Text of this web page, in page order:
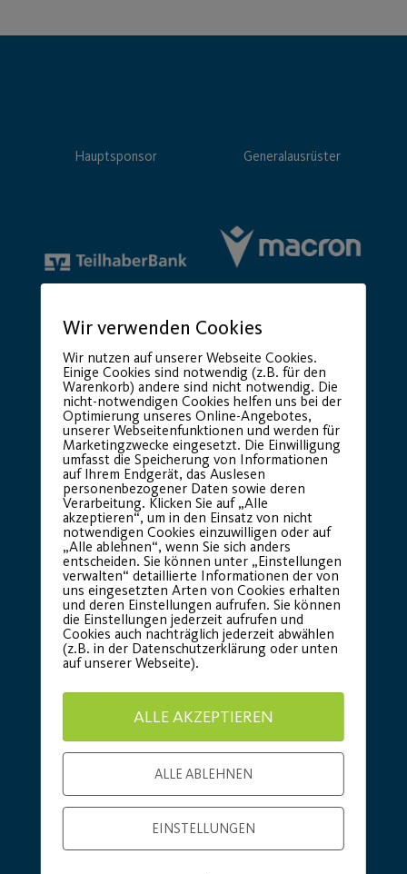
Hauptsponsor Generalausrüster
Premium Partner:
Wir verwenden Cookies
Wir nutzen auf unserer Webseite Cookies.
Einige Cookies sind notwendig (z.B. für den
Warenkorb) andere sind nicht notwendig. Die
nicht-notwendigen Cookies helfen uns bei der
Optimierung unseres Online-Angebotes,
unserer Webseitenfunktionen und werden für
Marketingzwecke eingesetzt. Die Einwilligung
umfasst die Speicherung von Informationen
auf Ihrem Endgerät, das Auslesen
personenbezogener Daten sowie deren
Verarbeitung. Klicken Sie auf „Alle
akzeptieren“, um in den Einsatz von nicht
notwendigen Cookies einzuwilligen oder auf
„Alle ablehnen“, wenn Sie sich anders
entscheiden. Sie können unter „Einstellungen
verwalten“ detaillierte Informationen der von
uns eingesetzten Arten von Cookies erhalten
und deren Einstellungen aufrufen. Sie können
die Einstellungen jederzeit aufrufen und
Cookies auch nachträglich jederzeit abwählen
(z.B. in der Datenschutzerklärung oder unten
auf unserer Webseite).
ALLE AKZEPTIEREN
ALLE ABLEHNEN
EINSTELLUNGEN